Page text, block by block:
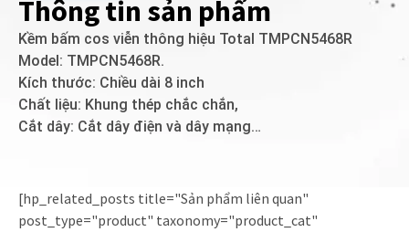
Thông tin sản phẩm
Kềm bấm cos viễn thông hiệu Total TMPCN5468R
Model: TMPCN5468R.
Kích thước: Chiều dài 8 inch
Chất liệu: Khung thép chắc chắn,
Cắt dây: Cắt dây điện và dây mạng…
[hp_related_posts title="Sản phẩm liên quan"
post_type="product" taxonomy="product_cat"